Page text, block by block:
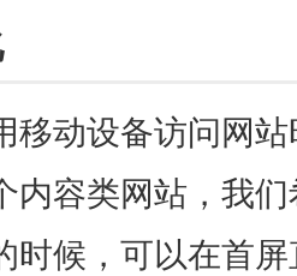
移动设备访问网
内容类网站，我
时候，可以在首